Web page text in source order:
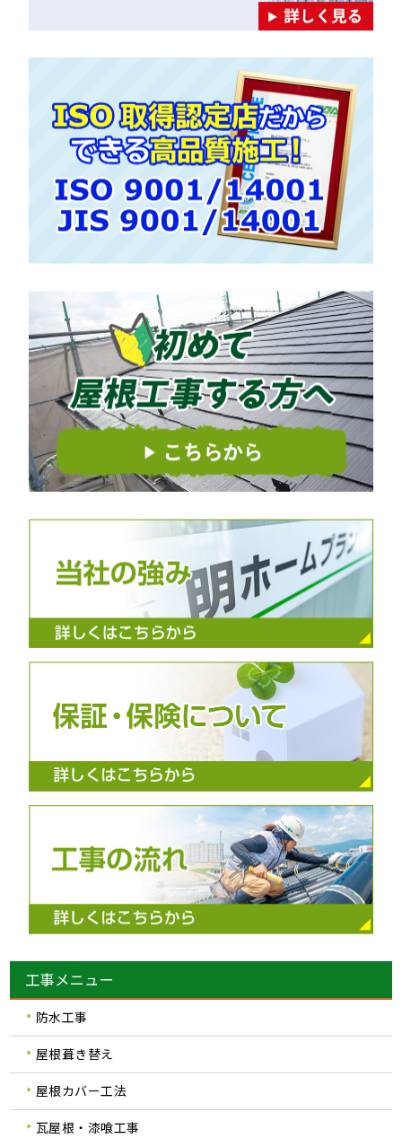
工事メニュー
防水工事
屋根葺き替え
屋根カバー工法
瓦屋根・漆喰工事